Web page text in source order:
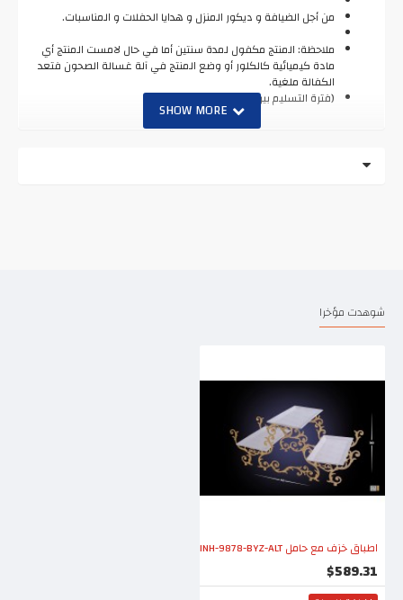
من أجل الضيافة و ديكور المنزل و هدايا الحفلات و المناسبات.
ملاحظة: المنتج مكفول لمدة سنتين أما في حال لامست المنتج أي
مادة كيميائية كالكلور أو وضع المنتج في آلة غسالة الصحون فتعد
الكفالة ملغية.
(فترة التسليم بين 20 إلى 25 يوما)
شوهدت مؤخرا
اطباق خزف مع حامل INH-9878-BYZ-ALT
$589.31